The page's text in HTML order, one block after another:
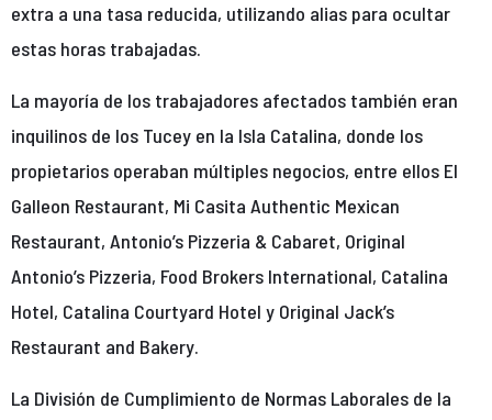
extra a una tasa reducida, utilizando alias para ocultar
estas horas trabajadas.
La mayoría de los trabajadores afectados también eran
inquilinos de los Tucey en la Isla Catalina, donde los
propietarios operaban múltiples negocios, entre ellos El
Galleon Restaurant, Mi Casita Authentic Mexican
Restaurant, Antonio’s Pizzeria & Cabaret, Original
Antonio’s Pizzeria, Food Brokers International, Catalina
Hotel, Catalina Courtyard Hotel y Original Jack’s
Restaurant and Bakery.
La División de Cumplimiento de Normas Laborales de la